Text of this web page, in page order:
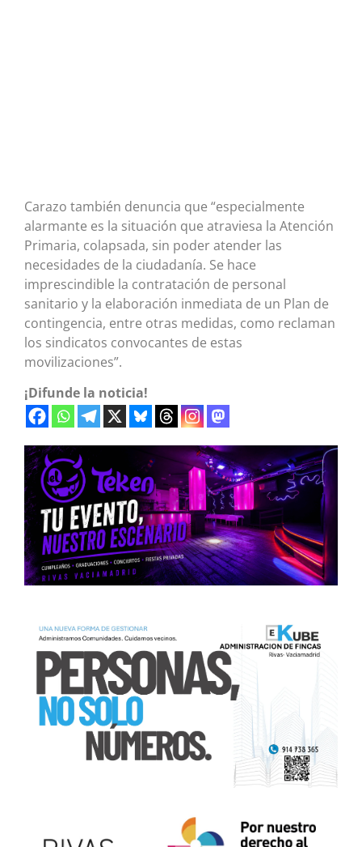
Carazo también denuncia que “especialmente
alarmante es la situación que atraviesa la Atención
Primaria, colapsada, sin poder atender las
necesidades de la ciudadanía. Se hace
imprescindible la contratación de personal
sanitario y la elaboración inmediata de un Plan de
contingencia, entre otras medidas, como reclaman
los sindicatos convocantes de estas
movilizaciones”.
¡Difunde la noticia!